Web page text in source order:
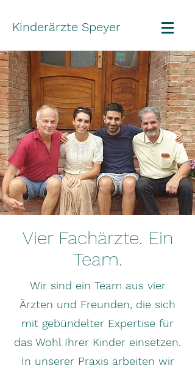
Kinderärzte Speyer
Vier Fachärzte. Ein
Team.
Wir sind ein Team aus vier
Ärzten und Freunden, die sich
mit gebündelter Expertise für
das Wohl Ihrer Kinder einsetzen.
In unserer Praxis arbeiten wir